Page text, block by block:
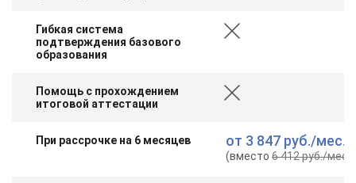
Гибкая система
подтверждения базового
образования
Помощь с прохождением
итоговой аттестации
При рассрочке на 6 месяцев от 3 847 руб./мес.
(вместо6 412 руб./мес.